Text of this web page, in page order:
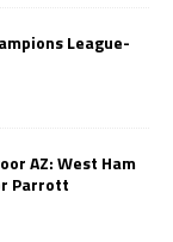
League-
AZ: West Ham
Parrott